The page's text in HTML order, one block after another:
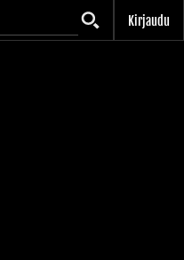
Kirjaudu